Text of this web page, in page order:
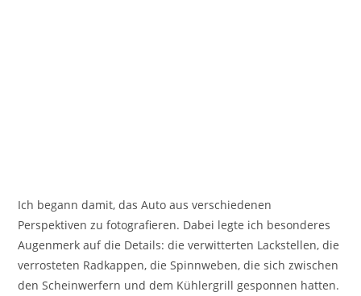
Ich begann damit, das Auto aus verschiedenen
Perspektiven zu fotografieren. Dabei legte ich besonderes
Augenmerk auf die Details: die verwitterten Lackstellen, die
verrosteten Radkappen, die Spinnweben, die sich zwischen
den Scheinwerfern und dem Kühlergrill gesponnen hatten.